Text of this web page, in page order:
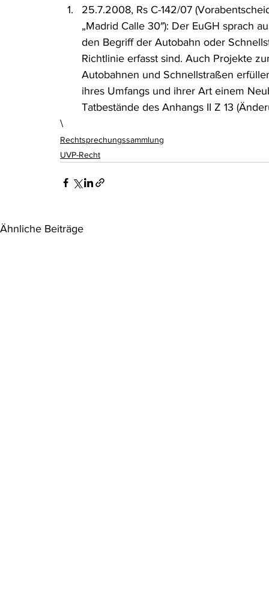
25.7.2008, Rs C-142/07
„Madrid Calle 30″): Der EuGH sprach
den Begriff der Autobahn oder
Richtlinie erfasst sind. Auch Projekte
Autobahnen und Schnellstraßen
ihres Umfangs und ihrer Art einem
Tatbestände des Anhangs II Z 13
\
Rechtsprechungssammlung
UVP-Recht
Ähnliche Beiträge